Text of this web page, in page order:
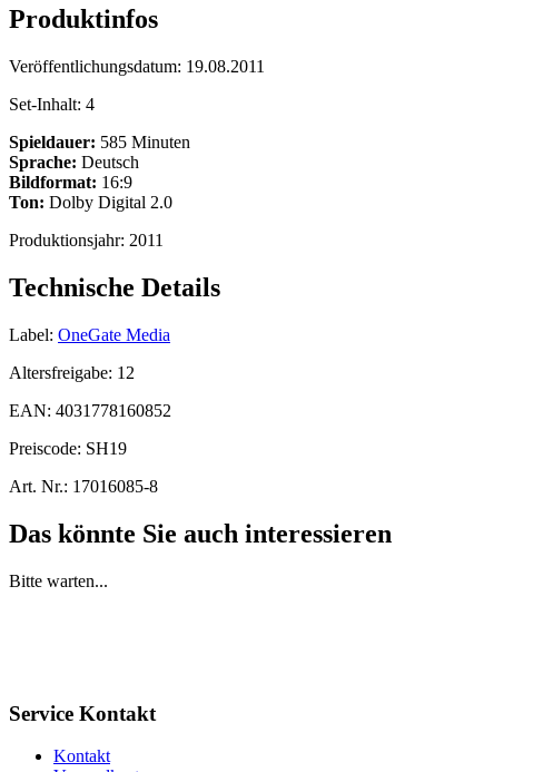
Produktinfos
Veröffentlichungsdatum: 19.08.2011
Set-Inhalt: 4
Spieldauer: 585 Minuten
Sprache: Deutsch
Bildformat: 16:9
Ton: Dolby Digital 2.0
Produktionsjahr: 2011
Technische Details
Label: OneGate Media
Altersfreigabe: 12
EAN: 4031778160852
Preiscode: SH19
Art. Nr.: 17016085-8
Das könnte Sie auch interessieren
Bitte warten...
Service Kontakt
Kontakt